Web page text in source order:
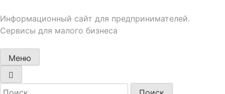
Информационный сайт для предпринимателей.
Сервисы для малого бизнеса
Меню
Найти: